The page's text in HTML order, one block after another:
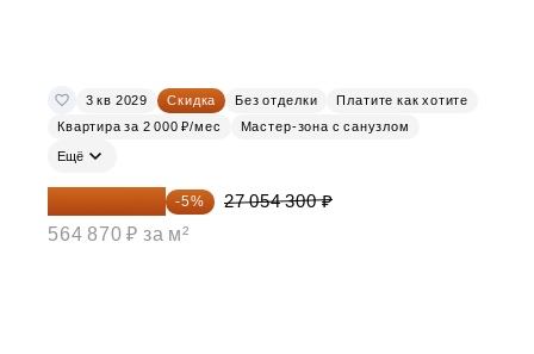
3 кв 2029 Скидка Без отделки
Платите как хотите
Квартира за 2 000 ₽/мес
Мастер-зона с санузлом
Ещё
25 701 585 ₽ -5%
27 054 300 ₽
564 870 ₽ за м²